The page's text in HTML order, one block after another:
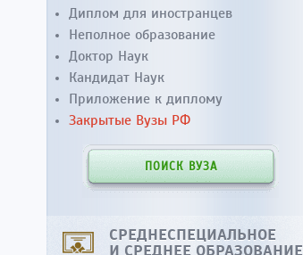
Диплом для иностранцев
Неполное образование
Доктор Наук
Кандидат Наук
Приложение к диплому
Закрытые Вузы РФ
ПОИСК ВУЗА
СРЕДНЕСПЕЦИАЛЬНОЕ
И СРЕДНЕЕ ОБРАЗОВАНИЕ